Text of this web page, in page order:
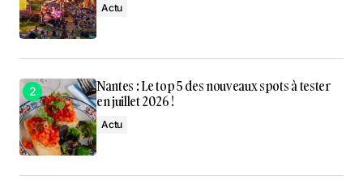
Actu
Nantes : Le top 5 des nouveaux spots à tester
en juillet 2026 !
Actu